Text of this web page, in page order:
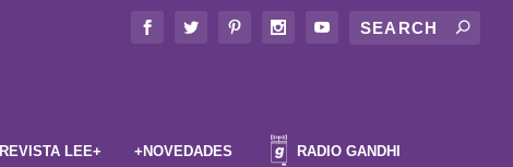
REVISTA LEE+ +NOVEDADES RADIO GANDHI